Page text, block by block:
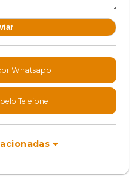
Whatsapp
Telefone